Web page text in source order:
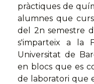
pràctiques de
alumnes que
del 2n semestre
s'imparteix a la
Universitat de
en blocs que es
de laboratori que